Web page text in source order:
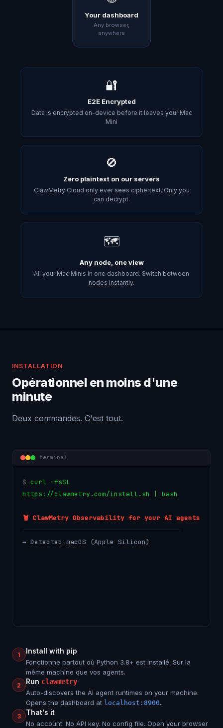
Your dashboard
Any browser,
anywhere
🔐
E2E Encrypted
Data is encrypted on-device before it leaves your Mac
Mini
🚫
Zero plaintext on our servers
ClawMetry Cloud only ever sees ciphertext. Only you
can decrypt.
🗺️
Any node, one view
All your Mac Minis in one dashboard. Switch between
nodes instantly.
INSTALLATION
Opérationnel en moins d'une
minute
Deux commandes. C'est tout.
terminal
$ curl -fsSL
https : //clawmetry .com/install. sh bash
🦞 ClawMetry Observability for your AI agents
────────────────────────────────────────
→ Detected macOS (Apple Silicon)
1 Install with pip
Fonctionne partout où Python 3.8+ est installé. Sur la
même machine que vos agents.
2 Run clawmetry
Auto-discovers the AI agent runtimes on your machine.
Opens the dashboard at localhost:8900.
3 That's it
No account. No API key. No config file. Open your browser